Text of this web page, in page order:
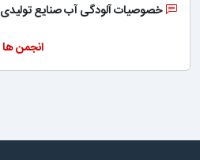
خصوصیات آلودگی آب صنایع تولیدی
انجمن ها